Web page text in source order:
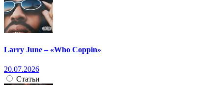
Larry June – «Who Coppin»
20.07.2026
Статьи